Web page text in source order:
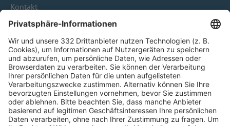
Kontakt
HÄUFIG BESUCHTE SEITEN
Pässe und Vereinswechsel
Trainerausbildung
Schulungsangebot Vereinsmitarbeiter
BFV-Geschäftsstellen
Trainerbörse